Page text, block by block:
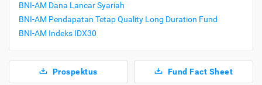
BNI-AM Dana Lancar Syariah
BNI-AM Pendapatan Tetap Quality Long Duration Fund
BNI-AM Indeks IDX30
Prospektus Fund Fact Sheet